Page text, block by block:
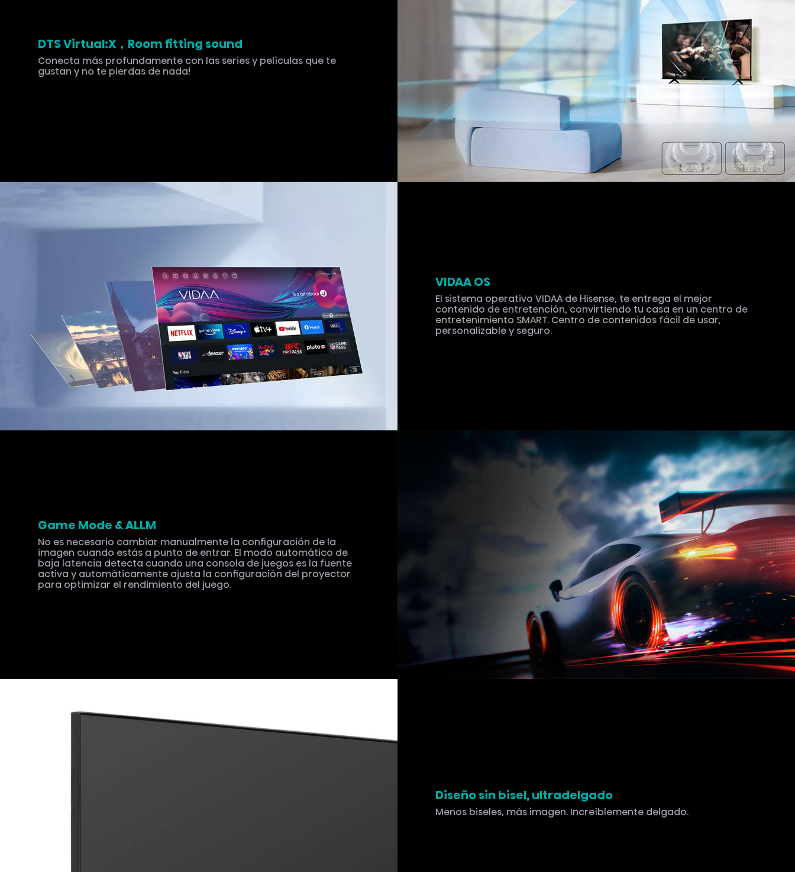
DTS Virtual:X，Room fitting sound
Conecta más profundamente con las series y películas que te
gustan y no te pierdas de nada!
VIDAA OS
El sistema operativo VIDAA de Hisense, te entrega el mejor
contenido de entretención, convirtiendo tu casa en un centro de
entretenimiento SMART. Centro de contenidos fácil de usar,
personalizable y seguro.
Game Mode & ALLM
No es necesario cambiar manualmente la configuración de la
imagen cuando estás a punto de entrar. El modo automático de
baja latencia detecta cuando una consola de juegos es la fuente
activa y automáticamente ajusta la configuración del proyector
para optimizar el rendimiento del juego.
Diseño sin bisel, ultradelgado
Menos biseles, más imagen. Increíblemente delgado.